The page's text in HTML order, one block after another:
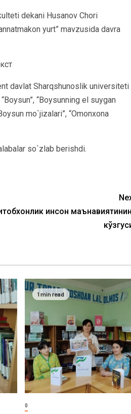
dekani Husanov Chori
yurt” mavzusida davra
davlat Sharqshunoslik universiteti
“Boysunning el suygan
mo`jizalari”, “Omonxona
so`zlab berishdi.
инсон
1 min read
0